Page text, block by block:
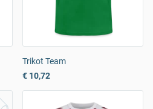
Trikot Team
€ 10,72